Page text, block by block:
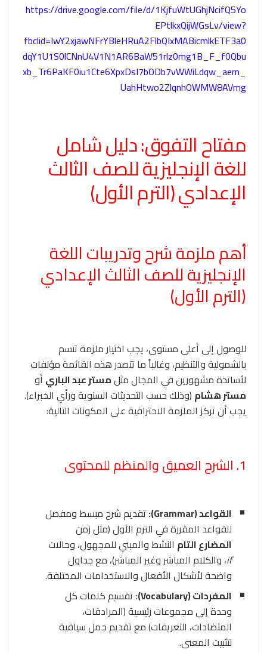
https://drive.google.com/file/d/1KjfuWtUGhjNcifQ5Yo
EPtlkxQijWGsLv/view?
fbclid=IwY2xjawNFrYBleHRuA2FlbQIxMABicmlkETF3a0
dqY1U1S0lCNnU4V1N1AR6BaW51rlz0mg1B_F_f0Qbu
xb_Tr6PaKF0iu1Cte6XpxDsI7bODb7vWWiLdqw_aem_
UahHtwo2ZlqnhOWMW8AVmg
مفتاح التفوق: دليل شامل
للغة الإنجليزية للصف الثالث
الإعدادي (الترم الأول)
أهم ملزمة شرح وتدريبات اللغة
الإنجليزية للصف الثالث الإعدادي
(الترم الأول)
للوصول إلى أعلى مستوى، يجب اختيار ملزمة تتسم
بالشمولية والتنظيم، وغالباً ما تتصدر هذه القائمة مؤلفات
لأساتذة مشهورين في المجال مثلمستر عبد الباري أو
مستر هشام (وذلك حسب التحديثات السنوية ورأي الخبراء).
يجب أن تركز الملزمة الاحترافية على المكونات التالية:
1. الشرح العميق والمنظم للمحتوى
القواعد (Grammar):
تقديم شرح مبسط ومفصل
للقواعد المقررة في الترم الأول (مثل زمن
المضارع التام النشط والمبني للمجهول، وحالات
if، والكلام المباشر وغير المباشر)، مع جداول
واضحة لأشكال الأفعال والاستخدامات المختلفة.
المفردات (Vocabulary):
تقسيم كلمات كل
وحدة إلى مجموعات رئيسية (المرادفات،
المتضادات، التعريفات) مع تقديم جمل سياقية
لتثبيت المعنى.